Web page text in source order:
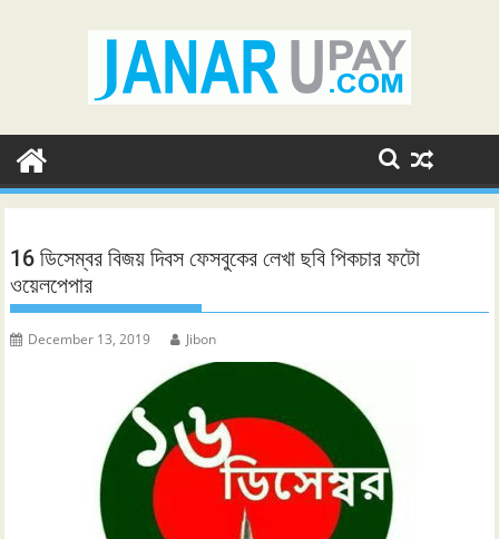
16 ডিসেম্বর বিজয় দিবস ফেসবুকের লেখা ছবি পিকচার ফটো
ওয়েলপেপার
December 13, 2019 Jibon